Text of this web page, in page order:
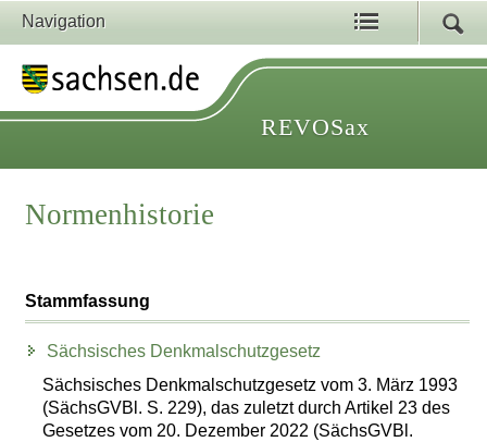
Navigation
REVOSax
Normenhistorie
Stammfassung
Sächsisches Denkmalschutzgesetz
Sächsisches Denkmalschutzgesetz vom 3. März 1993
(SächsGVBl. S. 229), das zuletzt durch Artikel 23 des
Gesetzes vom 20. Dezember 2022 (SächsGVBl.